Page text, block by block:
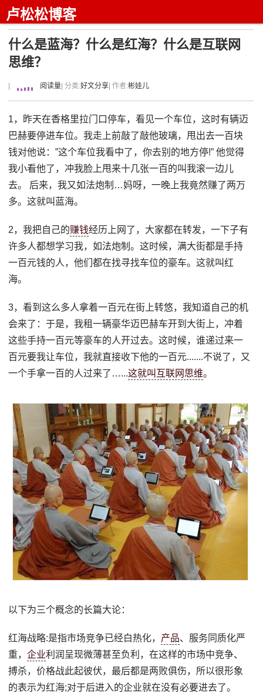
卢松松博客
什么是蓝海？什么是红海？什么是互联网
思维？
阅读量 | 分类:好文分享 | 作者:彬娃儿
1，昨天在香格里拉门口停车，看见一个车位，这时有辆迈
巴赫要停进车位。我走上前敲了敲他玻璃，甩出去一百块
钱对他说：”这个车位我看中了，你去别的地方停!” 他觉得
我小看他了，冲我脸上甩来十几张一百的叫我滚一边儿
去。 后来，我又如法炮制…妈呀，一晚上我竟然赚了两万
多。这就叫蓝海。
2，我把自己的赚钱经历上网了，大家都在转发，一下子有
许多人都想学习我，如法炮制。这时候，满大街都是手持
一百元钱的人，他们都在找寻找车位的豪车。这就叫红
海。
3，看到这么多人拿着一百元在街上转悠，我知道自己的机
会来了：于是，我租一辆豪华迈巴赫车开到大街上，冲着
这些手持一百元等豪车的人开过去。这时候，谁递过来一
百元要我让车位，我就直接收下他的一百元.......不说了，又
一个手拿一百的人过来了…...这就叫互联网思维。
以下为三个概念的长篇大论：
红海战略:是指市场竞争已经白热化， 产品、服务同质化严
重，企业利润呈现微薄甚至负利，在这样的市场中竞争、
搏杀，价格战此起彼伏，最后都是两败俱伤，所以很形象
的表示为红海;对于后进入的企业就在没有必要进去了。